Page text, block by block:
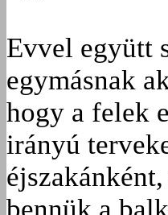
Evvel együtt
egymásnak
hogy a felek
irányú